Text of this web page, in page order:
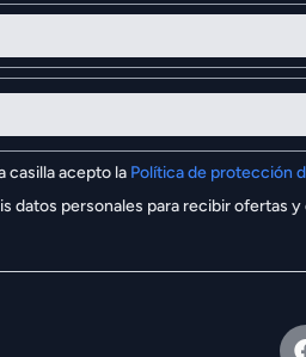
casilla acepto la Política de protección
datos personales para recibir ofertas